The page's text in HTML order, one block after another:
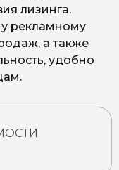
лизинга.
рекламному
а также
удобно